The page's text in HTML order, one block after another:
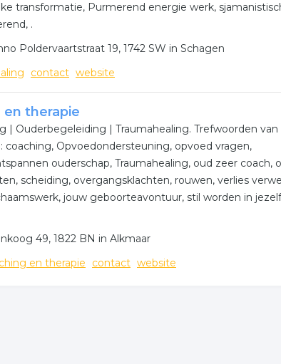
transformatie, Purmerend energie werk,
.
Poldervaartstraat 19, 1742 SW in Schagen
contact website
en therapie
| Ouderbegeleiding | Traumahealing. Trefwoorden van
coaching, Opvoedondersteuning, opvoed vragen,
ouderschap, Traumahealing, oud zeer coach,
scheiding, overgangsklachten, rouwen, verlies
jouw geboorteavontuur, stil worden in
49, 1822 BN in Alkmaar
en therapie
contact website